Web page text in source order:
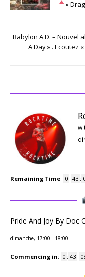
«
Babylon A.D. – Nouvel
A Day » . Ecoutez
Remaining Time: 0 : 43 :
Pride And Joy By Doc
dimanche, 17:00 - 18:00
Commencing in: 0 : 43 :